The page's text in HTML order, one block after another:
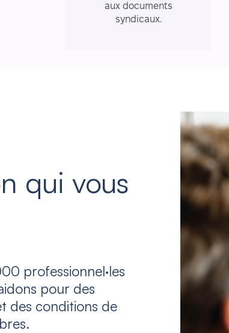
aux documents
syndicaux.
qui vous
professionnel·les
pour des
des conditions de